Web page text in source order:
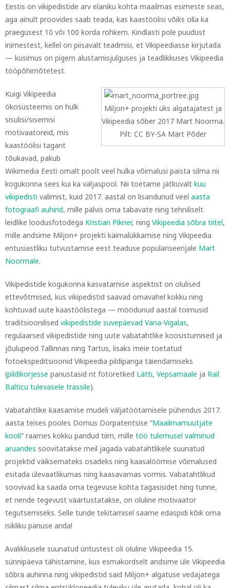
Eestis on vikipedistide arv elaniku kohta maailmas esimeste seas,
aga ainult proovides saab teada, kas kaastöölisi võiks olla ka
praegusest 10 või 100 korda rohkem. Kindlasti pole puudust
inimestest, kellel on piisavalt teadmisi, et Vikipeediasse kirjutada
— küsimus on pigem alustamisjulguses ja teadlikkuses Vikipeedia
tööpõhimõtetest.
Miljon+ projekti üks algatajatest ja
Vikipeedia sõber 2017 Mart Noorma.
Pilt: CC BY-SA Märt Põder
Kuigi Vikipeedia
ökosüsteemis on hulk
sisulisi/sisemisi
motivaatoreid, mis
kaastöölisi tagant
tõukavad, pakub
Wikimedia Eesti omalt poolt veel hulka võimalusi paista silma nii
kogukonna sees kui ka väljaspool. Nii toetame jätkuvalt kuu
vikipedisti valimist, kuid 2017. aastal on lisandunud veel aasta
fotograafi auhind, mille pälvis oma tabavate ning tehniliselt
leidlike loodusfotodega Kristian Pikner, ning Vikipeedia sõbra tiitel,
mille andsime Miljon+ projekti käimalükkamise ning Vikipeedia
entusiastliku tutvustamise eest teaduse populariseerijale Mart
Noormale.
Vikipedistide kogukonna kasvatamise aspektist on olulised
ettevõtmised, kus vikipedistid saavad omavahel kokku ning
kohtuvad uute kaastöölistega — möödunud aastal toimusid
traditsioonilised vikipedistide suvepäevad Vana-Vigalas,
regulaarsed vikipedistide ning uute vabatahtlike koosistumised ja
jõulupeod Tallinnas ning Tartus, lisaks meie toetatud
fotoekspeditsioonid Vikipeedia pildipanga täiendamiseks
(pildikorjesse panustasid nt fotoretked Lätti, Vepsamaale ja Rail
Balticu tulevasele trassile).
Vabatahtlike kaasamise mudeli väljatöötamisele pühendus 2017.
aasta teises pooles Domus Dorpatentsise “Maailmamuutjate
kooli” raames kokku pandud tiim, mille töö tulemusel valminud
aruandes soovitatakse meil jagada vabatahtlikele suunatud
projektid väiksemateks osadeks ning kaasalöömise võimalused
esitada ülevaatlikumas ning kaasavamas vormis. Vabatahtlikud
soovivad ka saada oma tegevuse kohta tagasisidet ning tunne,
et nende tegevust väärtustatakse, on oluline motivaator
tegutsemiseks. Selle tunde tekitamisel saame edaspidi kõik oma
isikliku panuse anda!
Avalikkusele suunatud üritustest oli oluline Vikipeedia 15.
sünnipäeva tähistamine, kus esmakordselt andsime üle Vikipeedia
sõbra auhinna ning vikipedistid said Miljon+ algatuse vedajatega